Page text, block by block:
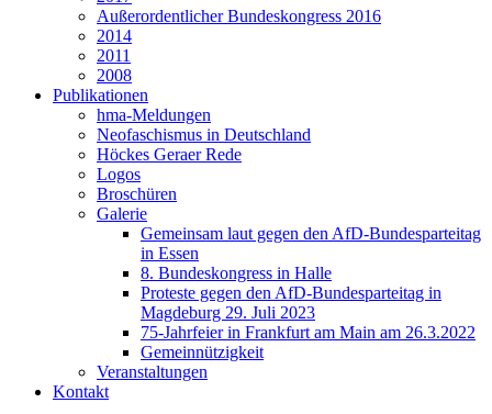
Außerordentlicher Bundeskongress 2016
2014
2011
2008
Publikationen
hma-Meldungen
Neofaschismus in Deutschland
Höckes Geraer Rede
Logos
Broschüren
Galerie
Gemeinsam laut gegen den AfD-Bundesparteitag
in Essen
8. Bundeskongress in Halle
Proteste gegen den AfD-Bundesparteitag in
Magdeburg 29. Juli 2023
75-Jahrfeier in Frankfurt am Main am 26.3.2022
Gemeinnützigkeit
Veranstaltungen
Kontakt